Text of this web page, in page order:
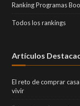
Ranking Programas
Todos los rankings
Artículos
El reto de comprar
vivir